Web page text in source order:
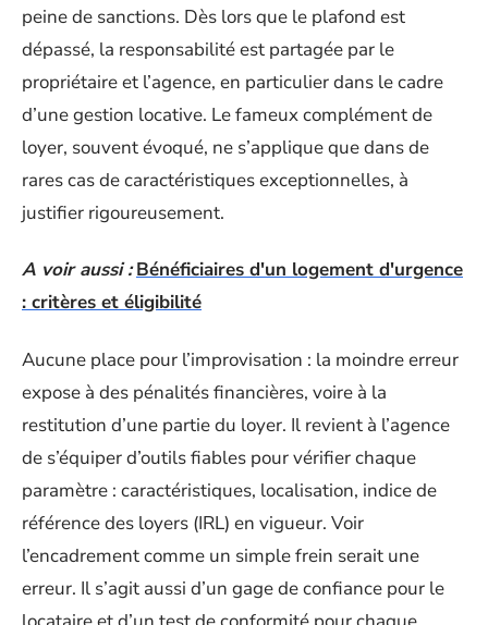
peine de sanctions. Dès lors que le plafond est
dépassé, la responsabilité est partagée par le
propriétaire et l’agence, en particulier dans le cadre
d’une gestion locative. Le fameux complément de
loyer, souvent évoqué, ne s’applique que dans de
rares cas de caractéristiques exceptionnelles, à
justifier rigoureusement.
A voir aussi : Bénéficiaires d'un logement d'urgence
: critères et éligibilité
Aucune place pour l’improvisation : la moindre erreur
expose à des pénalités financières, voire à la
restitution d’une partie du loyer. Il revient à l’agence
de s’équiper d’outils fiables pour vérifier chaque
paramètre : caractéristiques, localisation, indice de
référence des loyers (IRL) en vigueur. Voir
l’encadrement comme un simple frein serait une
erreur. Il s’agit aussi d’un gage de confiance pour le